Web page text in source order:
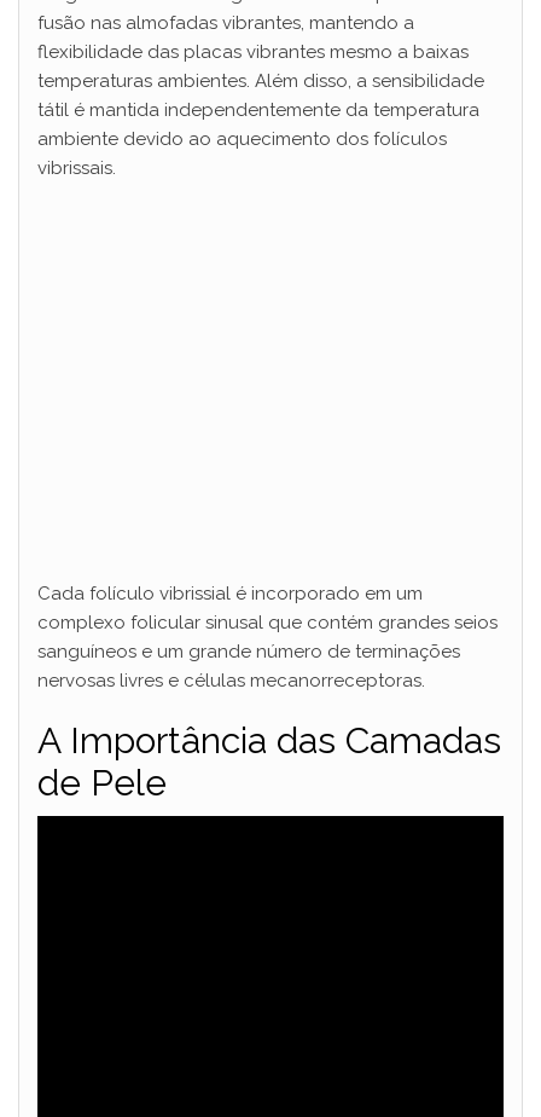
o
fusão nas almofadas vibrantes, mantendo a
flexibilidade das placas vibrantes mesmo a baixas
temperaturas ambientes. Além disso, a sensibilidade
tátil é mantida independentemente da temperatura
ambiente devido ao aquecimento dos folículos
vibrissais.
Cada folículo vibrissial é incorporado em um
complexo folicular sinusal que contém grandes seios
sanguíneos e um grande número de terminações
nervosas livres e células mecanorreceptoras.
A Importância das Camadas
de Pele